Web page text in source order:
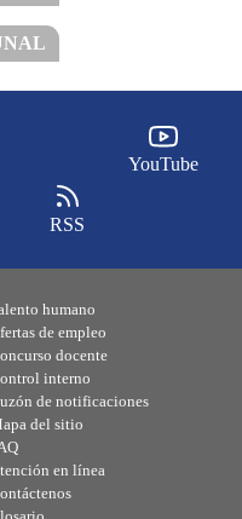
YouTube
RSS
humano
de empleo
docente
interno
de notificaciones
del sitio
en línea